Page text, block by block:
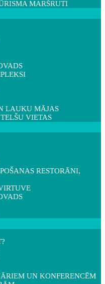
MARŠRUTI
LAUKU MĀJAS
VIETAS
RESTORĀNI,
UN KONFERENCĒM